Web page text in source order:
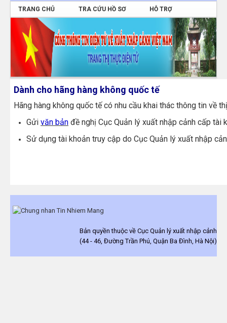
TRANG CHỦ TRA CỨU HỒ SƠ HỖ TRỢ
ĐĂNG NHẬP
Dành cho hãng hàng không quốc tế
Hãng hàng không quốc tế có nhu cầu khai thác thông tin về
Gửi văn bản đề nghị Cục Quản lý xuất nhập cảnh cấp tài
Sử dụng tài khoản truy cập do Cục Quản lý xuất nhập
Bản quyền thuộc về Cục Quản lý xuất nhập cảnh
(44 - 46, Đường Trần Phú, Quận Ba Đình, Hà Nội)